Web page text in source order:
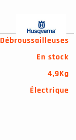
Débroussailleuses
En stock
4,9Kg
Électrique